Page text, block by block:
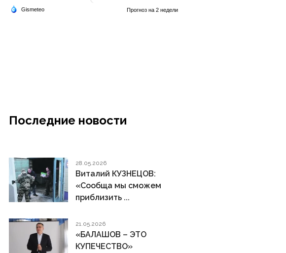
Последние новости
28.05.2026
Виталий КУЗНЕЦОВ:
«Сообща мы сможем
приблизить ...
21.05.2026
«БАЛАШОВ – ЭТО
КУПЕЧЕСТВО»